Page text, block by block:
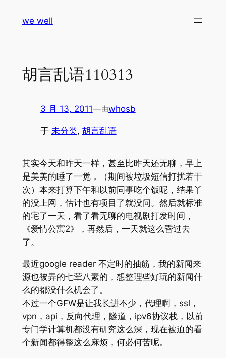
we well
胡言乱语110313
3 月 13, 2011—由whosb
于 未分类, 胡言乱语
其实今天和昨天一样，甚至比昨天还无聊，早上
是美美的睡了一觉，（期间被垃圾短信打扰若干
次）本来打算下午和以前同事吃个饭呢，结果丫
的没上网，估计也有项目了就没问。然后就标准
的宅了一天，看了看无聊的电视剧打发时间，
《爱情公寓2》，再然后，一天就这么昏过去
了。
最近google reader 不定时的抽筋，我的新闻来
源也被弄的七荤八素的，想整理些好玩的新闻什
么的都没什么机会了。
不过一个GFW是让我长进不少，代理啊，ssl，
vpn，api，反向代理，隧道，ipv6协议栈，以前
专门学计算机都没有研究这么深，现在被迫的看
个新闻都得整这么麻烦，何必何苦呢。